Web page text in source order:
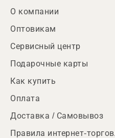
О компании
Оптовикам
Сервисный центр
Подарочные карты
Как купить
Оплата
Доставка / Самовывоз
Правила интернет-